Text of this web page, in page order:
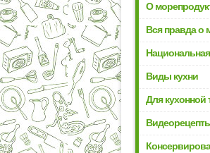
О
Вся правда о
Виды кухни
Для кухонной